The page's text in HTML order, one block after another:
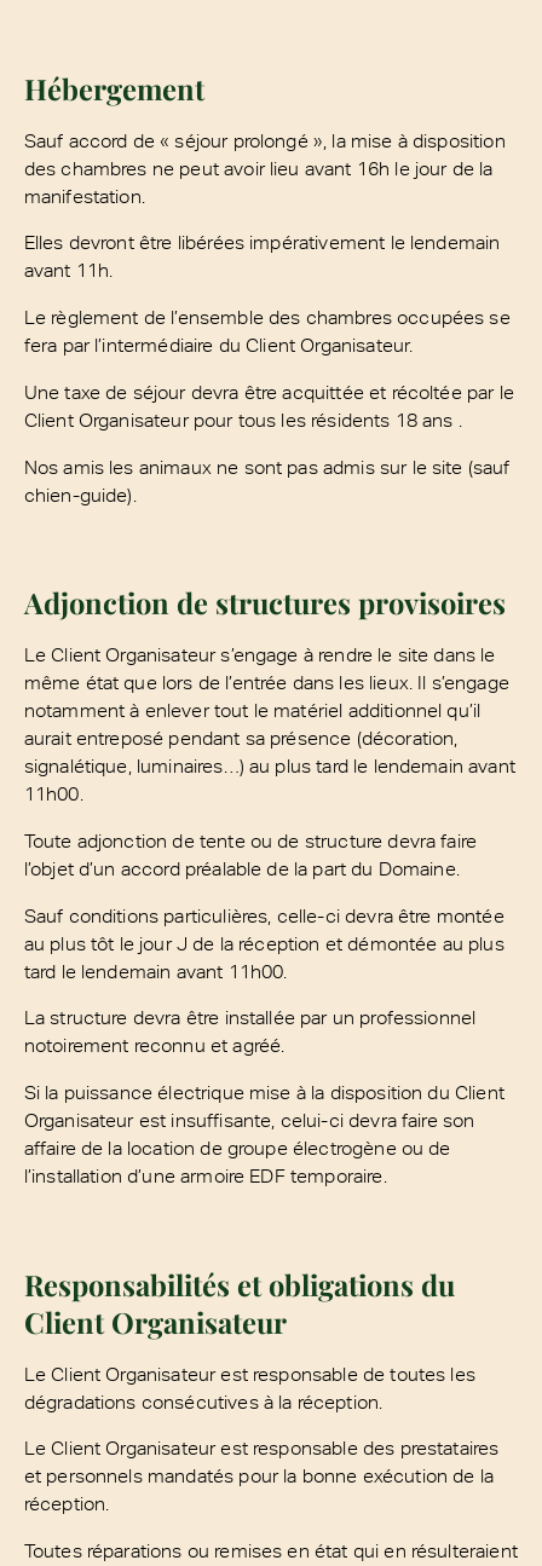
Hébergement
Sauf accord de « séjour prolongé », la mise à disposition
des chambres ne peut avoir lieu avant 16h le jour de la
manifestation.
Elles devront être libérées impérativement le lendemain
avant 11h.
Le règlement de l’ensemble des chambres occupées se
fera par l’intermédiaire du Client Organisateur.
Une taxe de séjour devra être acquittée et récoltée par le
Client Organisateur pour tous les résidents 18 ans .
Nos amis les animaux ne sont pas admis sur le site (sauf
chien-guide).
Adjonction de structures provisoires
Le Client Organisateur s’engage à rendre le site dans le
même état que lors de l’entrée dans les lieux. Il s’engage
notamment à enlever tout le matériel additionnel qu’il
aurait entreposé pendant sa présence (décoration,
signalétique, luminaires…) au plus tard le lendemain avant
11h00.
Toute adjonction de tente ou de structure devra faire
l’objet d’un accord préalable de la part du Domaine.
Sauf conditions particulières, celle-ci devra être montée
au plus tôt le jour J de la réception et démontée au plus
tard le lendemain avant 11h00.
La structure devra être installée par un professionnel
notoirement reconnu et agréé.
Si la puissance électrique mise à la disposition du Client
Organisateur est insuffisante, celui-ci devra faire son
affaire de la location de groupe électrogène ou de
l’installation d’une armoire EDF temporaire.
Responsabilités et obligations du
Client Organisateur
Le Client Organisateur est responsable de toutes les
dégradations consécutives à la réception.
Le Client Organisateur est responsable des prestataires
et personnels mandatés pour la bonne exécution de la
réception.
Toutes réparations ou remises en état qui en résulteraient